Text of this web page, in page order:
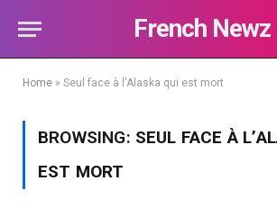
French Newz
Home » Seul face à l'Alaska qui est mort
BROWSING: SEUL FACE À
EST MORT